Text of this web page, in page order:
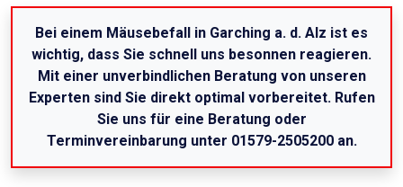
Bei einem Mäusebefall in Garching a. d. Alz ist es
wichtig, dass Sie schnell uns besonnen reagieren.
Mit einer unverbindlichen Beratung von unseren
Experten sind Sie direkt optimal vorbereitet. Rufen
Sie uns für eine Beratung oder
Terminvereinbarung unter 01579-2505200 an.